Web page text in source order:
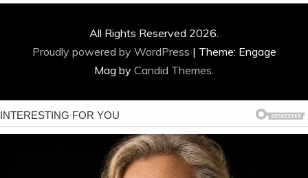
All Rights Reserved 2026.
Proudly powered by WordPress | Theme: Engage
Mag by Candid Themes